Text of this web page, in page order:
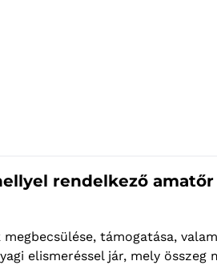
rendelkező
támogatása,
elismeréssel jár, mely összeg